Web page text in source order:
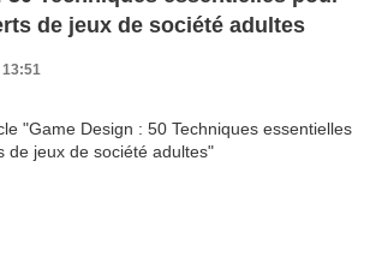
de jeux de société adultes
13:51